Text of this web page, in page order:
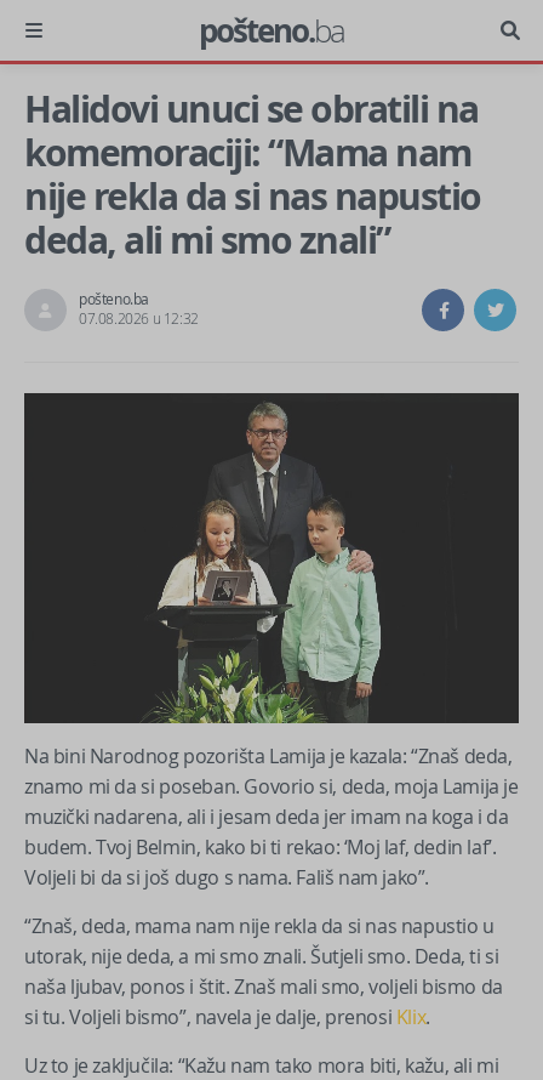
pošteno.ba
Halidovi unuci se obratili na
komemoraciji: “Mama nam
nije rekla da si nas napustio
deda, ali mi smo znali”
pošteno.ba
07.08.2026 u 12:32
Na bini Narodnog pozorišta Lamija je kazala: “Znaš deda,
znamo mi da si poseban. Govorio si, deda, moja Lamija je
muzički nadarena, ali i jesam deda jer imam na koga i da
budem. Tvoj Belmin, kako bi ti rekao: ‘Moj laf, dedin laf’.
Voljeli bi da si još dugo s nama. Fališ nam jako”.
“Znaš, deda, mama nam nije rekla da si nas napustio u
utorak, nije deda, a mi smo znali. Šutjeli smo. Deda, ti si
naša ljubav, ponos i štit. Znaš mali smo, voljeli bismo da
si tu. Voljeli bismo”, navela je dalje, prenosi Klix.
Uz to je zaključila: “Kažu nam tako mora biti, kažu, ali mi